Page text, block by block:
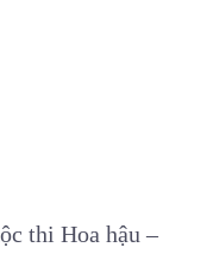
thi Hoa hậu –